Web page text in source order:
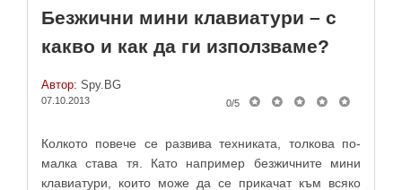
Безжични мини клавиатури – с
какво и как да ги използваме?
Автор: Spy.BG
07.10.2013 0/5
Колкото повече се развива техниката, толкова по-
малка става тя. Като например безжичните мини
клавиатури, които може да се прикачат към всяко